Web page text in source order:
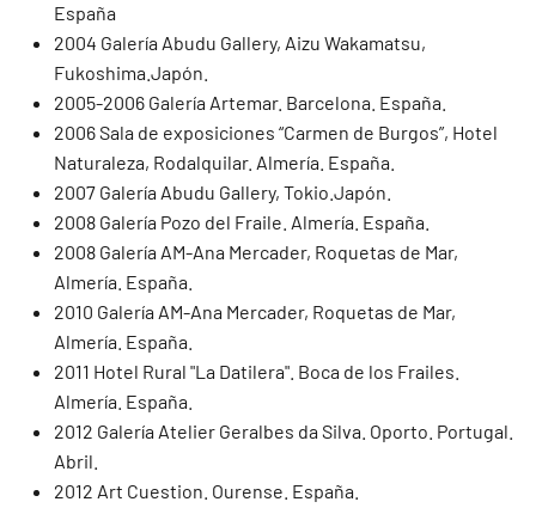
España
2004 Galería Abudu Gallery, Aizu Wakamatsu,
Fukoshima.Japón.
2005-2006 Galería Artemar. Barcelona. España.
2006 Sala de exposiciones “Carmen de Burgos”, Hotel
Naturaleza, Rodalquilar. Almería. España.
2007 Galería Abudu Gallery, Tokio.Japón.
2008 Galería Pozo del Fraile. Almería. España.
2008 Galería AM-Ana Mercader, Roquetas de Mar,
Almería. España.
2010 Galería AM-Ana Mercader, Roquetas de Mar,
Almería. España.
2011 Hotel Rural "La Datilera". Boca de los Frailes.
Almería. España.
2012 Galería Atelier Geralbes da Silva. Oporto. Portugal.
Abril.
2012 Art Cuestion. Ourense. España.